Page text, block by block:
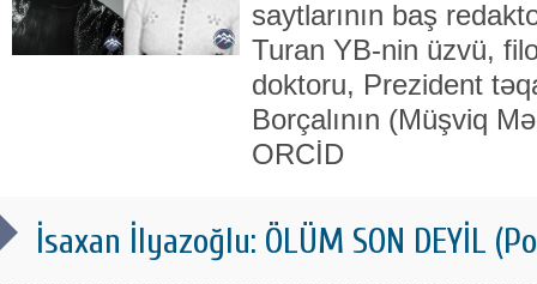
saytlarının baş
Turan YB-nin üzvü,
doktoru, Prezident
Borçalının (Müşviq
ORCİD
İsaxan İlyazoğlu: ÖLÜM SON DEYİL